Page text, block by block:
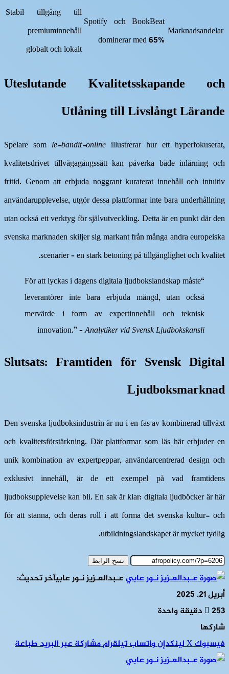
Marknadsandelar
Spotify och BookBeat
dominerar med 65%
Stabil tillgång till
premiuminnehåll
globalt och lokalt
Uteslutande Kvalitetsskapande och
Utlåning till Livslångt Lärande
Spelare som le-bandit-online illustrerar hur ett hyperfokuserat,
kvalitetsdrivet tillvägagångssätt kan påverka både inlärning och
fritid. Genom att erbjuda noggrant kuraterat innehåll och intuitiv
användarupplevelse, utgör dessa plattformar inte bara underhållning
utan också ett verktyg för självutveckling. Detta är en punkt där den
svenska marknaden skiljer sig markant från många andra europeiska
scenarier – en stark betoning på tillgänglighet och kvalitet.
“För att lyckas i dagens digitala ljudbokslandskap måste
leverantörer inte bara erbjuda mängd, utan också
mervärde i form av expertinnehåll och teknisk
innovation.” –Analytiker vid Svensk Ljudbokskansli
Slutsats: Framtiden för Svensk Digital
Ljudboksmarknad
Den svenska ljudboksindustrin är nu i en fas av kombinerad tillväxt
och kvalitetsförstärkning. Där plattformar som läs här erbjuder en
unik kombination av expertpeppar, användarcentrerad design och
exklusivt innehåll, är de ett exempel på vad framtidens
ljudboksupplevelse kan bli. En sak är klar: digitala ljudböcker är här
för att stanna, och deras roll i att forma det svenska kultur- och
utbildningslandskapet är mycket tydlig.
نسخ الرابط
عـبدالعـزيز نـور عابيآخر تحديث:
أبريل 21, 2025
253
دقيقة واحدة
شاركها
فيسبوك‫Xلينكدإنواتسابتيلقراممشاركة عبر البريدطباعة